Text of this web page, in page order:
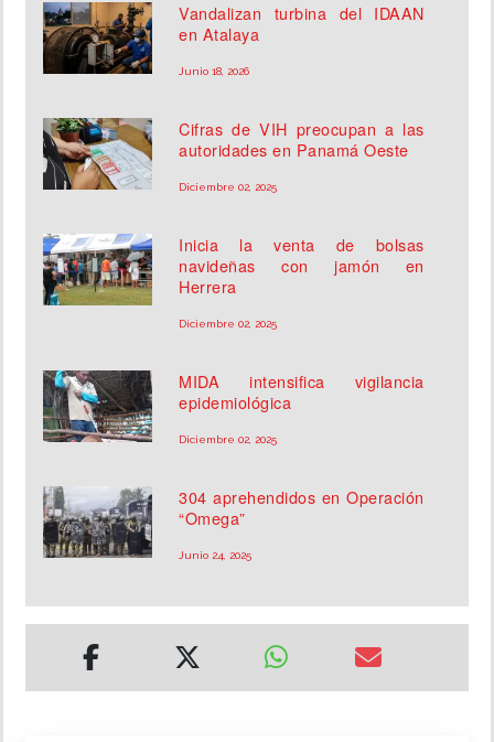
Vandalizan turbina del IDAAN
en Atalaya
Junio 18, 2026
Cifras de VIH preocupan a las
autoridades en Panamá Oeste
Diciembre 02, 2025
Inicia la venta de bolsas
navideñas con jamón en
Herrera
Diciembre 02, 2025
MIDA intensifica vigilancia
epidemiológica
Diciembre 02, 2025
304 aprehendidos en Operación
“Omega”
Junio 24, 2025